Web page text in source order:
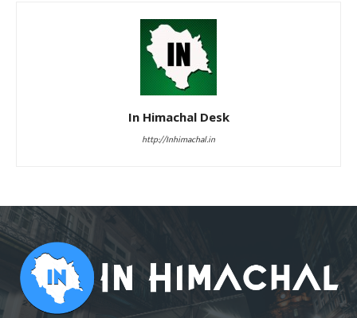
In Himachal Desk
http://Inhimachal.in